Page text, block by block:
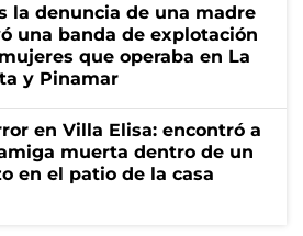
la denuncia de una madre
una banda de explotación
que operaba en La
y Pinamar
en Villa Elisa: encontró a
muerta dentro de un
en el patio de la casa